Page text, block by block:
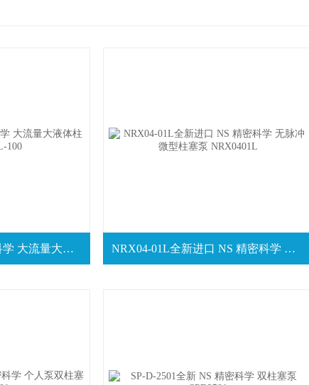
NP-GXL-100NS 精密科学 大流量大液体柱塞泵 NPGXL-100 NRX04-01L全新进口 NS 精密科学 无脉冲微型柱塞泵 NRX0401L